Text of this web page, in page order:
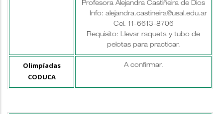
Profesora Alejandra Castiñeira de Dios
Info: alejandra.castineira@usal.edu.ar
Cel. 11-6613-8706
Requisito: Llevar raqueta y tubo de
pelotas para practicar.
Olimpíadas
CODUCA
A confirmar.